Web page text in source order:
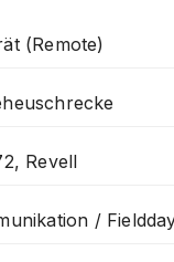
(Remote)
Revell
/